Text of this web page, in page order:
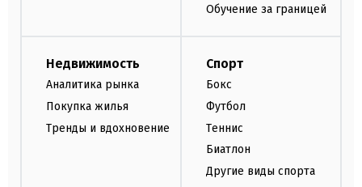
Обучение за границей
Недвижимость
Аналитика рынка
Покупка жилья
Тренды и вдохновение
Спорт
Бокс
Футбол
Теннис
Биатлон
Другие виды спорта